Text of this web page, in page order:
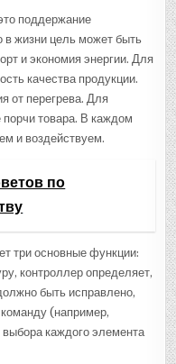
поддержание
в жизни цель может быть
и экономия энергии. Для
качества продукции.
от перегрева. Для
товара. В каждом
и воздействуем.
по
три основные функции:
контроллер определяет,
быть исправлено,
(например,
каждого элемента